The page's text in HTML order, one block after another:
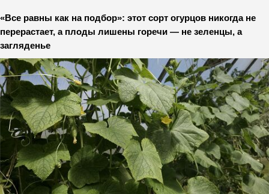
«Все равны как на подбор»: этот сорт огурцов никогда не
перерастает, а плоды лишены горечи — не зеленцы, а
загляденье